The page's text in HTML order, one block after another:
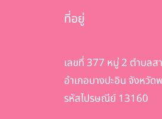
ที่อยู่
เลขที่ 377 หมู่ 2 ตำบลส
อำเภอบางปะอิน จังหวัด
รหัสไปรษณีย์ 13160